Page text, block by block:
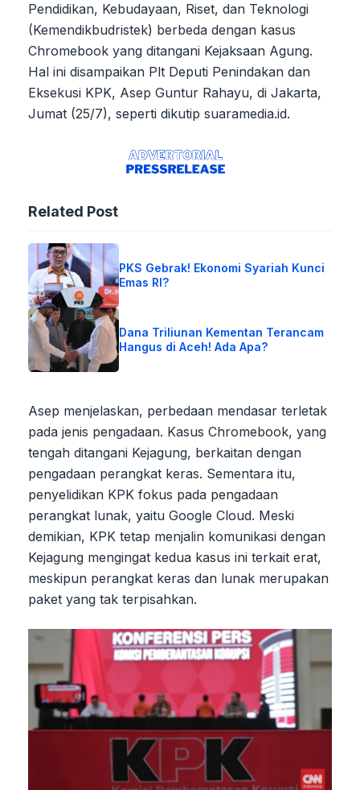
Pendidikan, Kebudayaan, Riset, dan Teknologi
(Kemendikbudristek) berbeda dengan kasus
Chromebook yang ditangani Kejaksaan Agung.
Hal ini disampaikan Plt Deputi Penindakan dan
Eksekusi KPK, Asep Guntur Rahayu, di Jakarta,
Jumat (25/7), seperti dikutip suaramedia.id.
Related Post
PKS Gebrak! Ekonomi Syariah Kunci
Emas RI?
Dana Triliunan Kementan Terancam
Hangus di Aceh! Ada Apa?
Asep menjelaskan, perbedaan mendasar terletak
pada jenis pengadaan. Kasus Chromebook, yang
tengah ditangani Kejagung, berkaitan dengan
pengadaan perangkat keras. Sementara itu,
penyelidikan KPK fokus pada pengadaan
perangkat lunak, yaitu Google Cloud. Meski
demikian, KPK tetap menjalin komunikasi dengan
Kejagung mengingat kedua kasus ini terkait erat,
meskipun perangkat keras dan lunak merupakan
paket yang tak terpisahkan.